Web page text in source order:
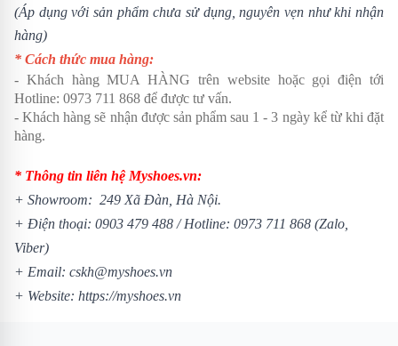
(Áp dụng với sản phẩm chưa sử dụng, nguyên vẹn như khi nhận
hàng)
* Cách thức mua hàng:
- Khách hàng MUA HÀNG trên website hoặc gọi điện tới
Hotline: 0973 711 868 để được tư vấn.
- Khách hàng sẽ nhận được sản phẩm sau 1 - 3 ngày kể từ khi đặt
hàng.
* Thông tin liên hệ Myshoes.vn:
+ Showroom: 249 Xã Đàn, Hà Nội.
+ Điện thoại: 0903 479 488 / Hotline: 0973 711 868 (Zalo,
Viber)
+ Email: cskh@myshoes.vn
+ Website: https://myshoes.vn